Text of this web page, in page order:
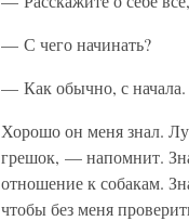
— С чего начинать?
— Как обычно, с начала.
Хорошо он меня знал.
грешок, — напомнит.
отношение к собакам.
чтобы без меня